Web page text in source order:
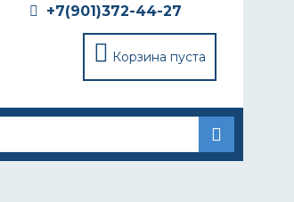
+7(901)372-44-27
Корзина пуста